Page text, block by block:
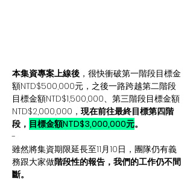
本集資專案上線後 ，很快衝破第一階段目標金
額NTD$500,000元，之後一路跨越第二階段
目標金額NTD$1,500,000、第三階段目標金額
NTD$2,000,000， 現在前往最終目標第四階
段， 目標金額NTD$3,000,000元。
-
雖然將集資期限延長至11月10日，團隊仍有義
務跟大家做階段性的報告，我們的工作仍不間
斷。